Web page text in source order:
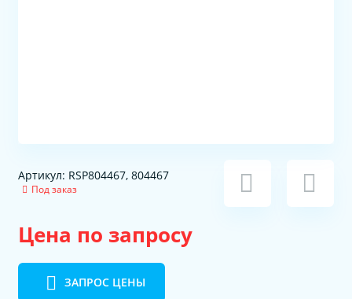
Артикул: RSP804467, 804467
Под заказ
Цена по запросу
ЗАПРОС ЦЕНЫ